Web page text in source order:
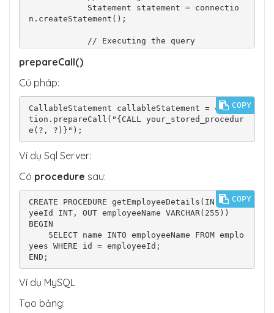
n.createStatement();
            ResultSet resultSet = statement.
executeQuery(sqlQuery);
            // Processing the result set
            while (resultSet.next()) {
                // Accessing columns by name
or index
                int id = resultSet.getInt("i
d");
                String name = resultSet.getS
tring("name");
                // Process the retrieved dat
a as needed
id + ", Name: " + name);
            }
        } catch (SQLException e) {
            e.printStackTrace();
        }
    }
}
prepareCall()
Cú pháp:
CallableStatement callableStatement = connec
tion.prepareCall("{CALL your_stored_procedur
COPY
Ví dụ Sql Server:
Có procedure sau:
CREATE PROCEDURE getEmployeeDetails(IN emplo
yeeId INT, OUT employeeName VARCHAR(255))
BEGIN
yees WHERE id = employeeId;
COPY
Ví dụ MySQL
Tạo bảng: